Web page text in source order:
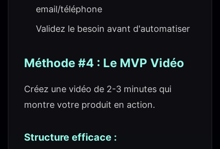
email/téléphone
Validez le besoin avant d'automatiser
Méthode #4 : Le MVP Vidéo
Créez une vidéo de 2-3 minutes qui
montre votre produit en action.
Structure efficace :